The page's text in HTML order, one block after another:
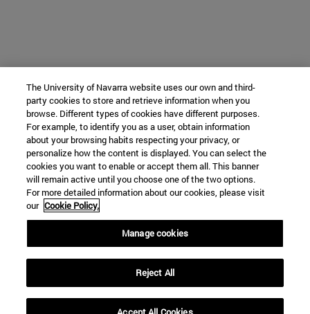
The University of Navarra website uses our own and third-
party cookies to store and retrieve information when you
browse. Different types of cookies have different purposes.
For example, to identify you as a user, obtain information
about your browsing habits respecting your privacy, or
personalize how the content is displayed. You can select the
cookies you want to enable or accept them all. This banner
will remain active until you choose one of the two options.
For more detailed information about our cookies, please visit
our Cookie Policy.
Manage cookies
Reject All